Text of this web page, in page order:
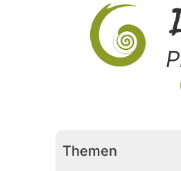
Themen